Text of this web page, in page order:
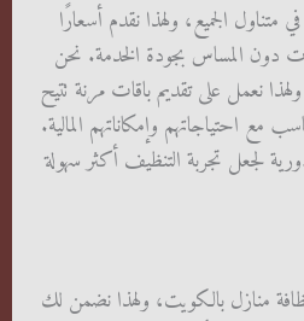
الجميع، ولهذا نقدم أسعارًا
دون المساس بجودة الخدمة. نحن
نعمل على تقديم باقات مرنة تتيح
مع احتياجاتهم وإمكاناتهم المالية.
لجعل تجربة التنظيف أكثر سهولة
منازل بالكويت، ولهذا نضمن لك